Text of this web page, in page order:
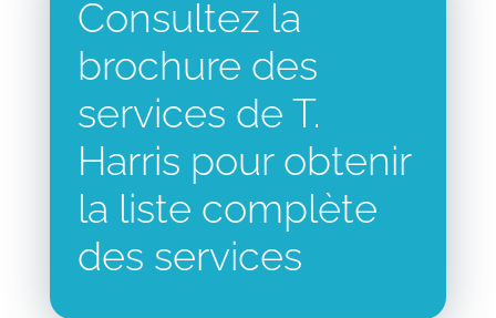
Consultez la
brochure des
services de T.
Harris pour obtenir
la liste complète
des services